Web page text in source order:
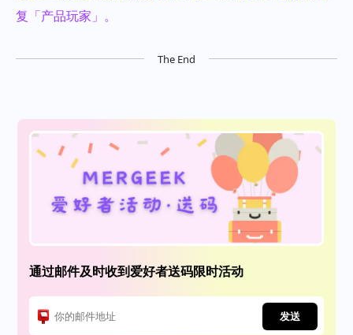
复「产品玩家」。
The End
通过邮件及时收到爱好者送码限时活动
发送